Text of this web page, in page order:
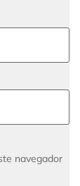
navegador